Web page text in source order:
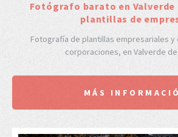
Fotógrafo barato en Valverde
plantillas de
Fotografía de plantillas empresariales
corporaciones, en Valverde de
MÁS